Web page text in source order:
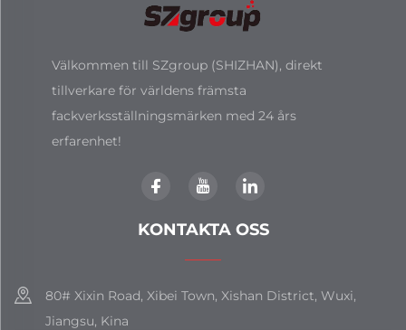
Välkommen till SZgroup (SHIZHAN), direkt
tillverkare för världens främsta
fackverksställningsmärken med 24 års
erfarenhet!
KONTAKTA OSS
80# Xixin Road, Xibei Town, Xishan District, Wuxi,
Jiangsu, Kina